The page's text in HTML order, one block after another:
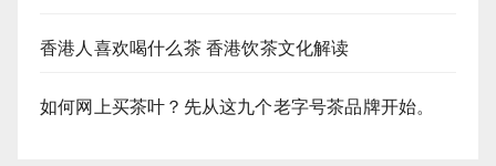
香港人喜欢喝什么茶 香港饮茶文化解读
如何网上买茶叶？先从这九个老字号茶品牌开始。